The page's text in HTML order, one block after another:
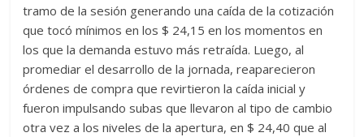
tramo de la sesión generando una caída de la cotización
que tocó mínimos en los $ 24,15 en los momentos en
los que la demanda estuvo más retraída. Luego, al
promediar el desarrollo de la jornada, reaparecieron
órdenes de compra que revirtieron la caída inicial y
fueron impulsando subas que llevaron al tipo de cambio
otra vez a los niveles de la apertura, en $ 24,40 que al